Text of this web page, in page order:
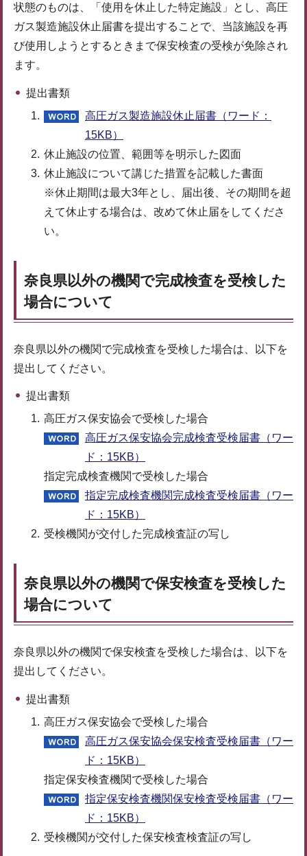
状態のものは、「使用を休止した特定施設」とし、高圧
ガス製造施設休止届書を提出することで、当該施設を再
び使用しようとするときまで保安検査の受検が免除され
ます。
提出書類
高圧ガス製造施設休止届書（ワード：
15KB）
休止施設の位置、範囲等を明示した図面
休止施設について講じた措置を記載した書面
※休止期間は最大3年とし、届出後、その期間を超
えて休止する場合は、改めて休止届をしてくださ
い。
奈良県以外の機関で完成検査を受検した
場合について
奈良県以外の機関で完成検査を受検した場合は、以下を
提出してください。
提出書類
高圧ガス保安協会で受検した場合
高圧ガス保安協会完成検査受検届書（ワー
ド：15KB）
指定完成検査機関で受検した場合
指定完成検査機関完成検査受検届書（ワー
ド：15KB）
受検機関が交付した完成検査証の写し
奈良県以外の機関で保安検査を受検した
場合について
奈良県以外の機関で保安検査を受検した場合は、以下を
提出してください。
提出書類
高圧ガス保安協会で受検した場合
高圧ガス保安協会保安検査受検届書（ワー
ド：15KB）
指定保安検査機関で受検した場合
指定保安検査機関保安検査受検届書（ワー
ド：15KB）
受検機関が交付した保安検査検査証の写し